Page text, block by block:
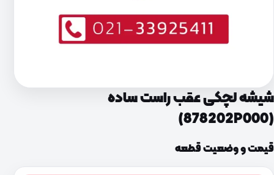
شیشه لچکی عقب راست ساده
(878202P000)
قیمت و وضعیت قطعه